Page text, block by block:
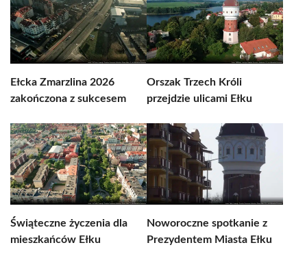
Ełcka Zmarzlina 2026
zakończona z sukcesem
Orszak Trzech Króli
przejdzie ulicami Ełku
Świąteczne życzenia dla
mieszkańców Ełku
Noworoczne spotkanie z
Prezydentem Miasta Ełku